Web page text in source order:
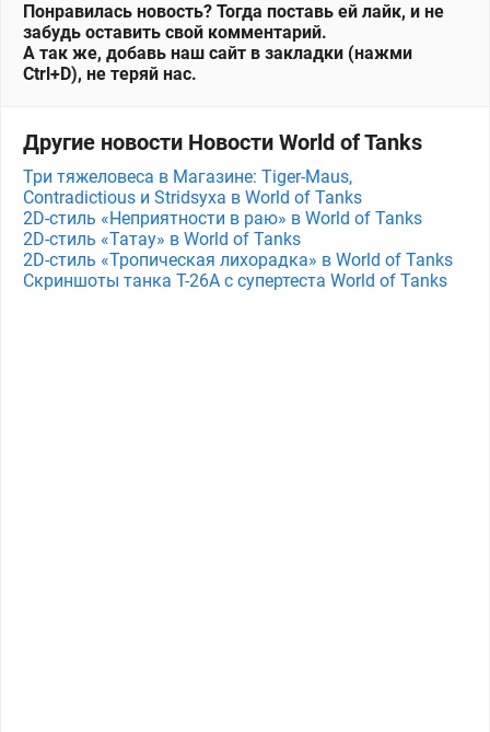
Понравилась новость? Тогда поставь ей лайк, и не
забудь оставить свой комментарий.
А так же, добавь наш сайт в закладки (нажми
Ctrl+D), не теряй нас.
Другие новости Новости World of Tanks
Три тяжеловеса в Магазине: Tiger-Maus,
Contradictious и Stridsyxa в World of Tanks
2D-стиль «Неприятности в раю» в World of Tanks
2D-стиль «Татау» в World of Tanks
2D-стиль «Тропическая лихорадка» в World of Tanks
Скриншоты танка T-26A с супертеста World of Tanks